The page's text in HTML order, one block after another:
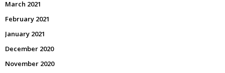
March 2021
February 2021
January 2021
December 2020
November 2020